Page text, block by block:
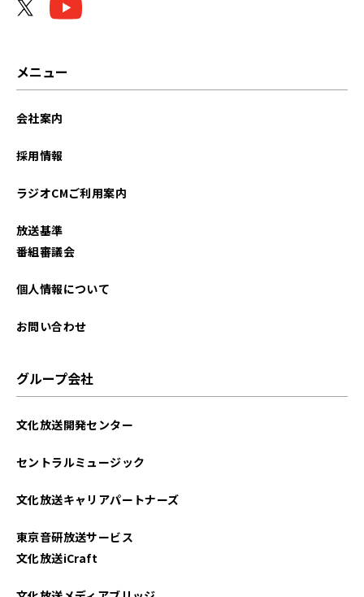
2025年07月
2025年04月
2024年11月
メニュー
会社案内
採用情報
ラジオCMご利用案内
放送基準
番組審議会
個人情報について
お問い合わせ
グループ会社
文化放送開発センター
セントラルミュージック
文化放送キャリアパートナーズ
東京音研放送サービス
文化放送iCraft